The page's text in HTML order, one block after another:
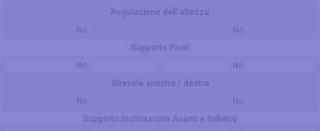
Regolazione dell'altezza
No
No
Supporto Pivot
No
No
Girevole sinistra / destra
No
No
Supporto Inclinazione Avanti e Indietro